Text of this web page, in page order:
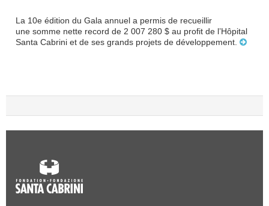
La 10e édition du Gala annuel a permis de recueillir
une somme nette record de 2 007 280 $ au profit de l’Hôpital
Santa Cabrini et de ses grands projets de développement.